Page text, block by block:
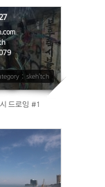
: skeh'tch
드로잉 #1